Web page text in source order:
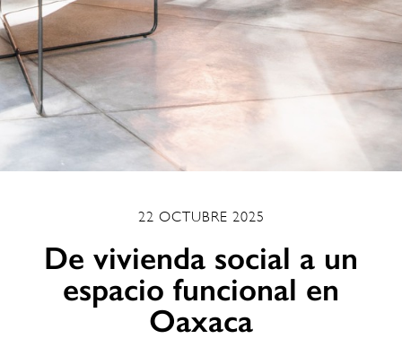
22 OCTUBRE 2025
De vivienda social a un
espacio funcional en
Oaxaca